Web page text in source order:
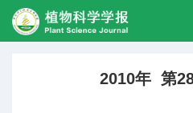
2010年 第